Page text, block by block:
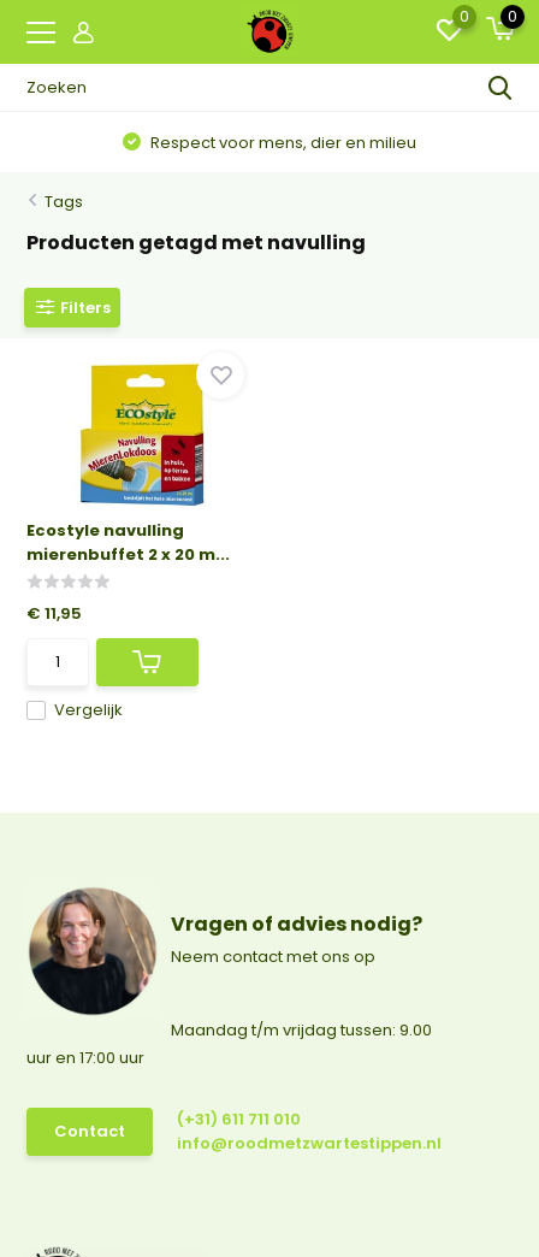
0 0
Respect voor mens, dier en milieu
Tags
Producten getagd met navulling
Filters
Ecostyle navulling
mierenbuffet 2 x 20 m...
Vergelijk
€ 11,95
Vragen of advies nodig?
Neem contact met ons op
Maandag t/m vrijdag tussen: 9.00
uur en 17:00 uur
Contact
(+31) 611 711 010
info@roodmetzwartestippen.nl